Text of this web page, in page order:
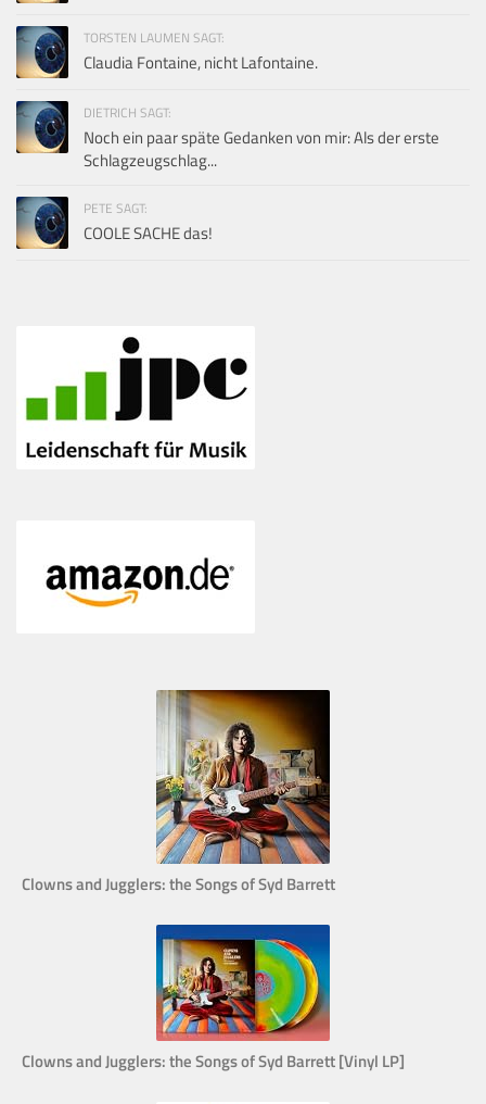
TORSTEN LAUMEN SAGT:
Claudia Fontaine, nicht Lafontaine.
DIETRICH SAGT:
Noch ein paar späte Gedanken von mir: Als der erste
Schlagzeugschlag...
PETE SAGT:
COOLE SACHE das!
Clowns and Jugglers: the Songs of Syd Barrett
Clowns and Jugglers: the Songs of Syd Barrett [Vinyl LP]